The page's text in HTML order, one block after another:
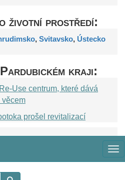
životní prostředí:
, Svitavsko, Ústecko
kraji:
Use centrum, které dává
věcem
prošel revitalizací